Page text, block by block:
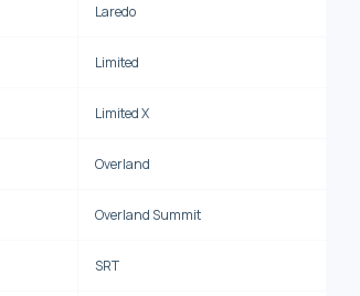
Laredo
Limited
Limited X
Overland
Overland Summit
SRT